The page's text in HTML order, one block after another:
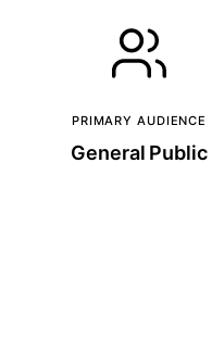
PRIMARY AUDIENCE
General Public